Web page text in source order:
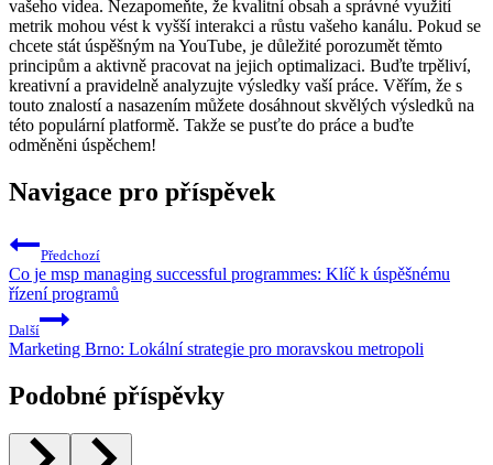
vašeho videa. Nezapomeňte, že kvalitní obsah a správné využití
metrik mohou vést k vyšší interakci a růstu vašeho kanálu. Pokud se
chcete stát úspěšným na YouTube, je důležité porozumět těmto
principům a aktivně pracovat na jejich optimalizaci. Buďte trpěliví,
kreativní a pravidelně analyzujte výsledky vaší práce. Věřím, že s
touto znalostí a nasazením můžete dosáhnout skvělých výsledků na
této populární platformě. Takže se pusťte do práce a buďte
odměněni úspěchem!
Navigace pro příspěvek
Předchozí
Co je msp managing successful programmes: Klíč k úspěšnému
řízení programů
Další
Marketing Brno: Lokální strategie pro moravskou metropoli
Podobné příspěvky